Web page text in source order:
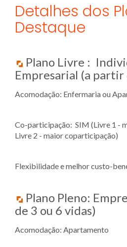
Detalhes dos
Destaque
Plano Livre :
Empresarial (a partir
Acomodação: Enfermaria ou
Co-participação: SIM (Livre 1 -
Livre 2 - maior coparticipação)
Flexibilidade e melhor custo-
Plano Pleno:
de 3 ou 6 vidas)
Acomodação: Apartamento